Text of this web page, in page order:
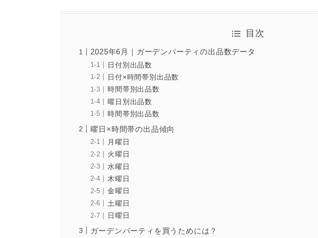
目次
2025年6月｜ガーデンパーティの出品数データ
日付別出品数
日付×時間帯別出品数
時間帯別出品数
曜日別出品数
時間帯別出品数
曜日×時間帯の出品傾向
月曜日
火曜日
水曜日
木曜日
金曜日
土曜日
日曜日
ガーデンパーティを買うためには？